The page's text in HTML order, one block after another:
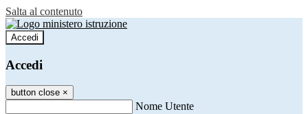
Salta al contenuto
Accedi
Accedi
button close ×
Nome Utente